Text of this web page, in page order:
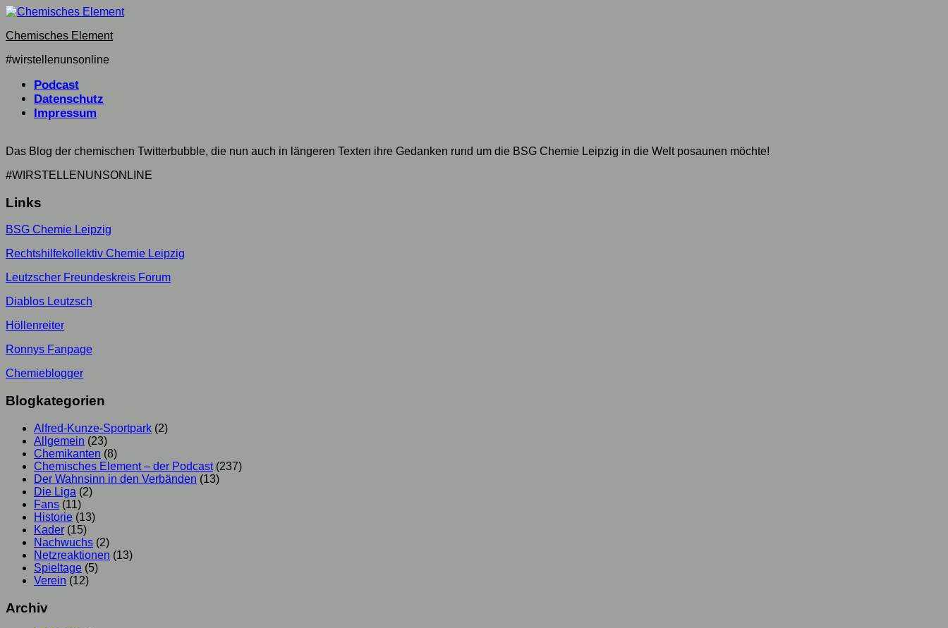
Skip
content
Chemisches Element
#wirstellenunsonline
Podcast
Datenschutz
Impressum
Das Blog der chemischen Twitterbubble, die nun auch in längeren Texten ihre Gedanken rund um die BSG Chemie Leipzig in die Welt posaunen möchte!
#WIRSTELLENUNSONLINE
Links
BSG Chemie Leipzig
Rechtshilfekollektiv Chemie Leipzig
Leutzscher Freundeskreis Forum
Diablos Leutzsch
Höllenreiter
Ronnys Fanpage
Chemieblogger
Blogkategorien
Alfred-Kunze-Sportpark (2)
Allgemein (23)
Chemikanten (8)
Chemisches Element – der Podcast(237)
Der Wahnsinn in den Verbänden (13)
Die Liga (2)
Fans (11)
Historie (13)
Kader (15)
Nachwuchs (2)
Netzreaktionen (13)
Spieltage (5)
Verein (12)
Archiv